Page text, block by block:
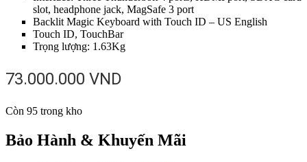
slot, headphone jack, MagSafe 3 port
Backlit Magic Keyboard with Touch ID – US English
Touch ID, TouchBar
Trọng lượng: 1.63Kg
73.000.000 VND
Còn 95 trong kho
Bảo Hành & Khuyến Mãi